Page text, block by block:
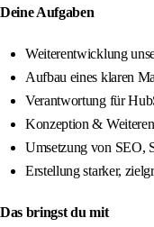
Deine Aufgaben
Weiterentwicklung
Aufbau eines klaren
Verantwortung für
Konzeption &
Umsetzung von SEO,
Erstellung starker,
Das bringst du mit